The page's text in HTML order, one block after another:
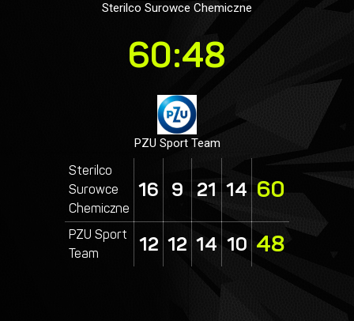
Sterilco Surowce Chemiczne
60:48
PZU Sport Team
Sterilco
Surowce
Chemiczne
16 9 21 14 60
PZU Sport
Team
12 12 14 10 48